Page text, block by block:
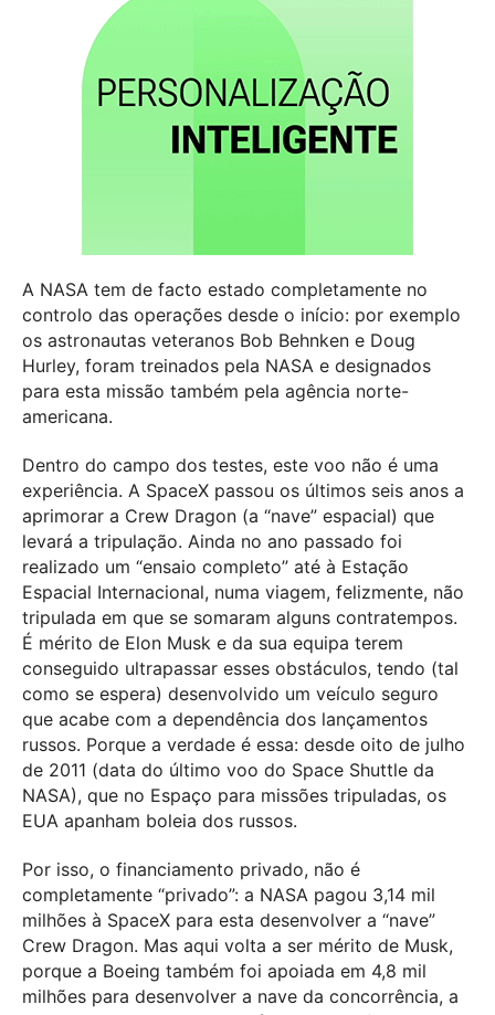
A NASA tem de facto estado completamente no
controlo das operações desde o início: por exemplo
os astronautas veteranos Bob Behnken e Doug
Hurley, foram treinados pela NASA e designados
para esta missão também pela agência norte-
americana.
Dentro do campo dos testes, este voo não é uma
experiência. A SpaceX passou os últimos seis anos a
aprimorar a Crew Dragon (a “nave” espacial) que
levará a tripulação. Ainda no ano passado foi
realizado um “ensaio completo” até à Estação
Espacial Internacional, numa viagem, felizmente, não
tripulada em que se somaram alguns contratempos.
É mérito de Elon Musk e da sua equipa terem
conseguido ultrapassar esses obstáculos, tendo (tal
como se espera) desenvolvido um veículo seguro
que acabe com a dependência dos lançamentos
russos. Porque a verdade é essa: desde oito de julho
de 2011 (data do último voo do Space Shuttle da
NASA), que no Espaço para missões tripuladas, os
EUA apanham boleia dos russos.
Por isso, o financiamento privado, não é
completamente “privado”: a NASA pagou 3,14 mil
milhões à SpaceX para esta desenvolver a “nave”
Crew Dragon. Mas aqui volta a ser mérito de Musk,
porque a Boeing também foi apoiada em 4,8 mil
milhões para desenvolver a nave da concorrência, a